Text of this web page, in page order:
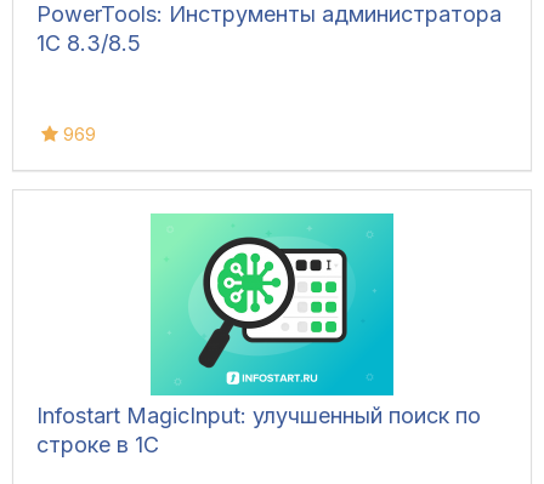
PowerTools: Инструменты администратора
1С 8.3/8.5
969
Infostart MagicInput: улучшенный поиск по
строке в 1С